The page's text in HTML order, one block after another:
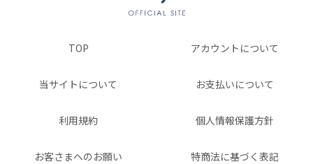
TOP アカウントについて
当サイトについて お支払いについて
利用規約 個人情報保護方針
お客さまへのお願い 特商法に基づく表記